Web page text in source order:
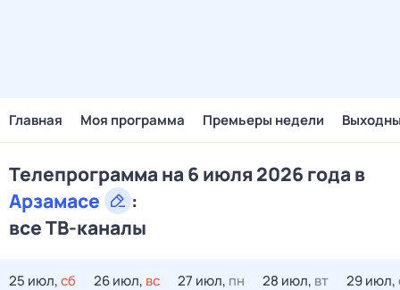
Главная Моя программа Премьеры недели
Телепрограмма на 6 июля 2026 года в
Арзамасе
:
все ТВ-каналы
25 июл,сб 26 июл, вс 27 июл, пн 28 июл, вт 29 июл,